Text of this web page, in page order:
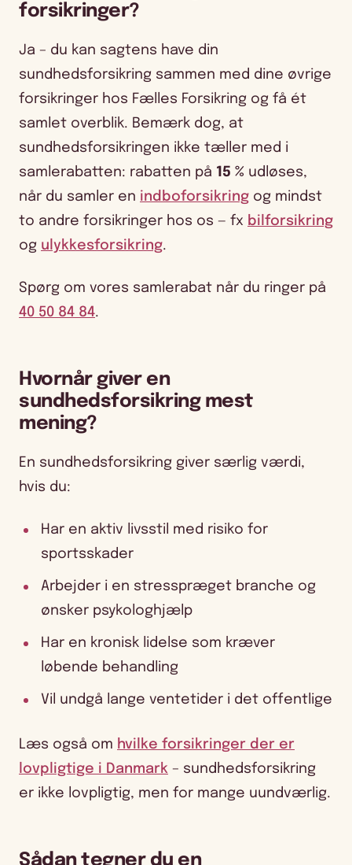
forsikringer?
Ja – du kan sagtens have din
sundhedsforsikring sammen med dine øvrige
forsikringer hos Fælles Forsikring og få ét
samlet overblik. Bemærk dog, at
sundhedsforsikringen ikke tæller med i
samlerabatten: rabatten på 15 % udløses,
når du samler en indboforsikring og mindst
to andre forsikringer hos os — fx bilforsikring
og ulykkesforsikring.
Spørg om vores samlerabat når du ringer på
40 50 84 84.
Hvornår giver en
sundhedsforsikring mest
mening?
En sundhedsforsikring giver særlig værdi,
hvis du:
Har en aktiv livsstil med risiko for
sportsskader
Arbejder i en stresspræget branche og
ønsker psykologhjælp
Har en kronisk lidelse som kræver
løbende behandling
Vil undgå lange ventetider i det offentlige
Læs også om hvilke forsikringer der er
lovpligtige i Danmark – sundhedsforsikring
er ikke lovpligtig, men for mange uundværlig.
Sådan tegner du en